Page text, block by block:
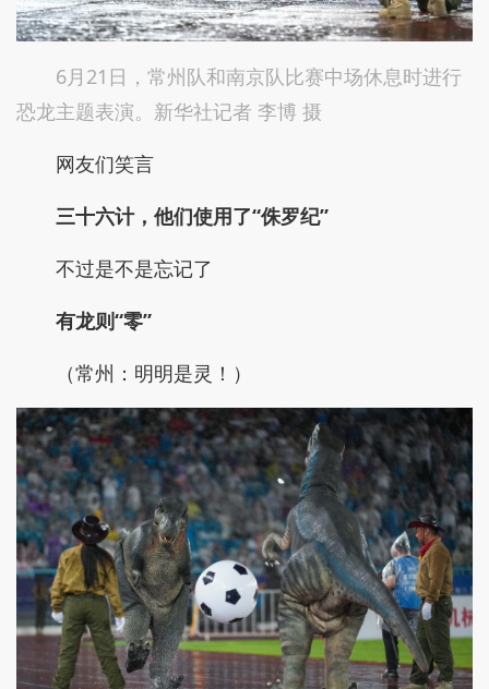
6月21日，常州队和南京队比赛中场休息时进行
恐龙主题表演。新华社记者 李博 摄
网友们笑言
三十六计，他们使用了“侏罗纪”
不过是不是忘记了
有龙则“零”
（常州：明明是灵！）